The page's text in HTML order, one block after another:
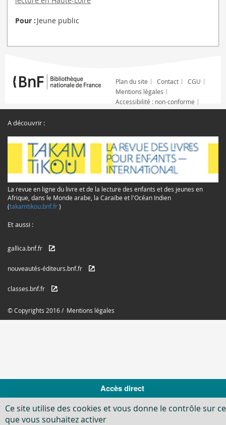
Pour : Jeune public
Plan du site Contact
CGU
Mentions légales
Accessibilité : non-conforme
A découvrir :
La revue en ligne du livre et de la lecture des enfants et des jeunes en
Afrique, dans le Monde arabe, la Caraïbe et l'Océan Indien
(takamtikou.bnf.fr)
Et aussi :
gallica.bnf.fr
nouveautés-éditeurs.bnf.fr
classes.bnf.fr
© Copyrights 2016 / Mentions légales
Accès direct
Ce site utilise des cookies et vous donne le contrôle sur
que vous souhaitez activer